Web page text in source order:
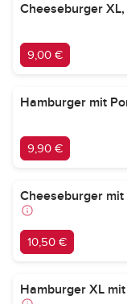
Cheeseburger XL,
9,00 €
Hamburger mit
9,90 €
Cheeseburger
10,50 €
Hamburger XL